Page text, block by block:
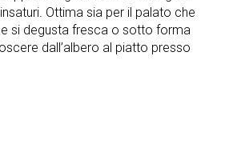
Ottima sia per il palato che
si degusta fresca o sotto forma
dall’albero al piatto presso